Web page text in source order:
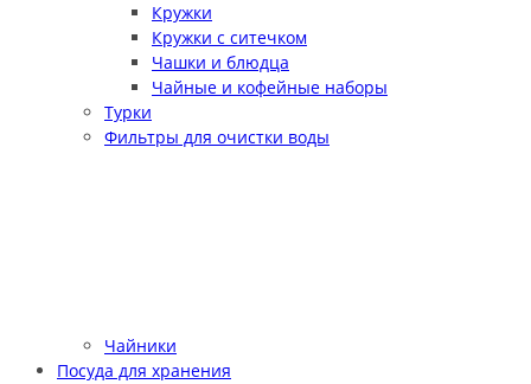
Кружки
Кружки с ситечком
Чашки и блюдца
Чайные и кофейные наборы
Турки
Фильтры для очистки воды
Чайники
Посуда для хранения